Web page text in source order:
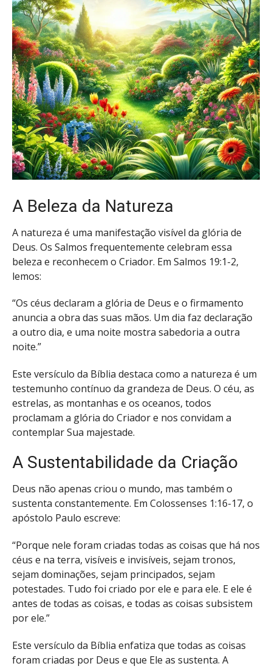
A Beleza da Natureza
A natureza é uma manifestação visível da glória de
Deus. Os Salmos frequentemente celebram essa
beleza e reconhecem o Criador. Em Salmos 19:1-2,
lemos:
“Os céus declaram a glória de Deus e o firmamento
anuncia a obra das suas mãos. Um dia faz declaração
a outro dia, e uma noite mostra sabedoria a outra
noite.”
Este versículo da Bíblia destaca como a natureza é um
testemunho contínuo da grandeza de Deus. O céu, as
estrelas, as montanhas e os oceanos, todos
proclamam a glória do Criador e nos convidam a
contemplar Sua majestade.
A Sustentabilidade da Criação
Deus não apenas criou o mundo, mas também o
sustenta constantemente. Em Colossenses 1:16-17, o
apóstolo Paulo escreve:
“Porque nele foram criadas todas as coisas que há nos
céus e na terra, visíveis e invisíveis, sejam tronos,
sejam dominações, sejam principados, sejam
potestades. Tudo foi criado por ele e para ele. E ele é
antes de todas as coisas, e todas as coisas subsistem
por ele.”
Este versículo da Bíblia enfatiza que todas as coisas
foram criadas por Deus e que Ele as sustenta. A